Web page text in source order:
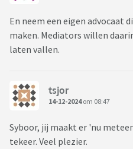
En neem een eigen advocaat
maken. Mediators willen
laten vallen.
tsjor
14-12-2024om 08:47
Syboor, jij maakt er 'nu
tekeer. Veel plezier.